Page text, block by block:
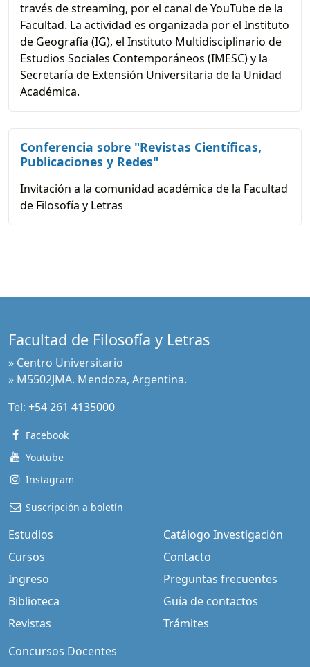
través de streaming, por el canal de YouTube de la
Facultad. La actividad es organizada por el Instituto
de Geografía (IG), el Instituto Multidisciplinario de
Estudios Sociales Contemporáneos (IMESC) y la
Secretaría de Extensión Universitaria de la Unidad
Académica.
Conferencia sobre "Revistas Científicas,
Publicaciones y Redes"
Invitación a la comunidad académica de la Facultad
de Filosofía y Letras
Facultad de Filosofía y Letras
» Centro Universitario
» M5502JMA. Mendoza, Argentina.
Tel: +54 261 4135000
Facebook
Youtube
Instagram
Suscripción a boletín
Estudios
Cursos
Ingreso
Biblioteca
Revistas
Catálogo Investigación
Contacto
Preguntas frecuentes
Guía de contactos
Trámites
Concursos Docentes